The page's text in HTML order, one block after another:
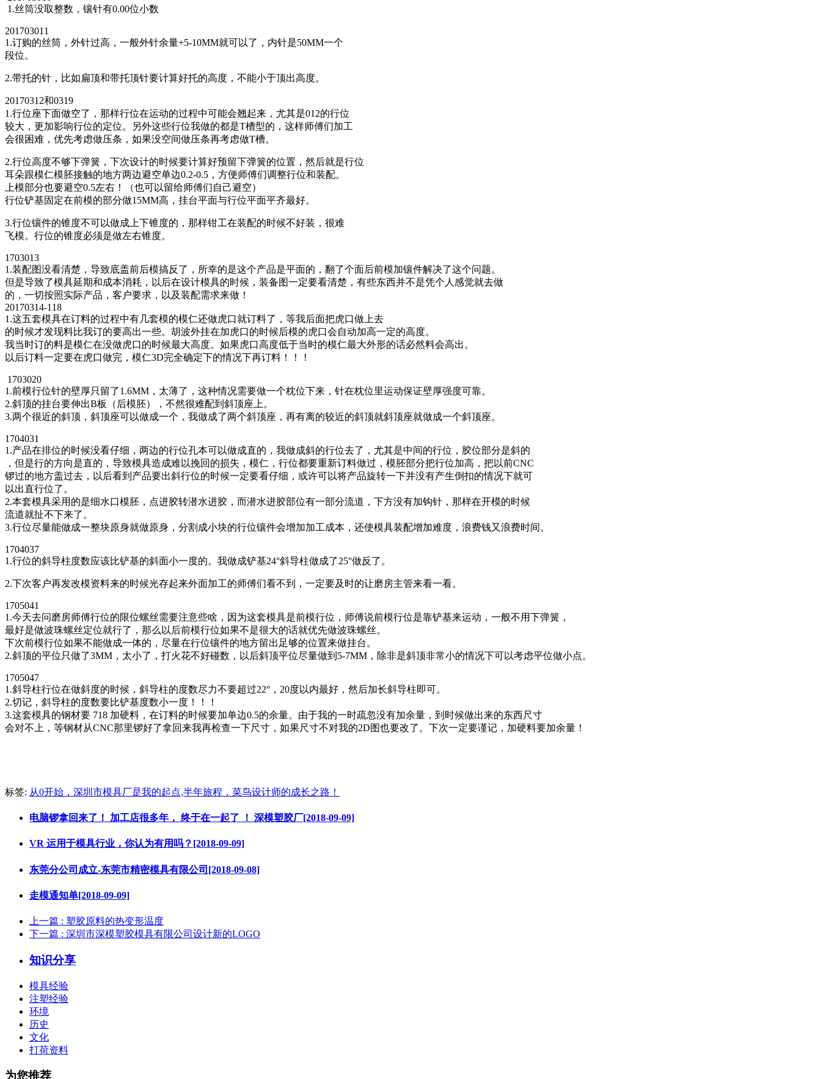
1.丝筒没取整数，镶针有0.00位小数
201703011
1.订购的丝筒，外针过高，一般外针余量+5-10MM就可以了，内针是50MM一个
段位。
2.带托的针，比如扁顶和带托顶针要计算好托的高度，不能小于顶出高度。
20170312和0319
1.行位座下面做空了，那样行位在运动的过程中可能会翘起来，尤其是012的行位
较大，更加影响行位的定位。另外这些行位我做的都是T槽型的，这样师傅们加工
会很困难，优先考虑做压条，如果没空间做压条再考虑做T槽。
2.行位高度不够下弹簧，下次设计的时候要计算好预留下弹簧的位置，然后就是行位
耳朵跟模仁模胚接触的地方两边避空单边0.2-0.5，方便师傅们调整行位和装配。
上模部分也要避空0.5左右！（也可以留给师傅们自己避空）
行位铲基固定在前模的部分做15MM高，挂台平面与行位平面平齐最好。
3.行位镶件的锥度不可以做成上下锥度的，那样钳工在装配的时候不好装，很难
飞模。行位的锥度必须是做左右锥度。
1703013
1.装配图没看清楚，导致底盖前后模搞反了，所幸的是这个产品是平面的，翻了个面后前模加镶件解决了这个问题。
但是导致了模具延期和成本消耗，以后在设计模具的时候，装备图一定要看清楚，有些东西并不是凭个人感觉就去做
的，一切按照实际产品，客户要求，以及装配需求来做！
20170314-118
1.这五套模具在订料的过程中有几套模的模仁还做虎口就订料了，等我后面把虎口做上去
的时候才发现料比我订的要高出一些。胡波外挂在加虎口的时候后模的虎口会自动加高一定的高度。
我当时订的料是模仁在没做虎口的时候最大高度。如果虎口高度低于当时的模仁最大外形的话必然料会高出。
以后订料一定要在虎口做完，模仁3D完全确定下的情况下再订料！！！
1703020
1.前模行位针的壁厚只留了1.6MM，太薄了，这种情况需要做一个枕位下来，针在枕位里运动保证壁厚强度可靠。
2.斜顶的挂台要伸出B板（后模胚），不然很难配到斜顶座上。
3.两个很近的斜顶，斜顶座可以做成一个，我做成了两个斜顶座，再有离的较近的斜顶就斜顶座就做成一个斜顶座。
1704031
1.产品在排位的时候没看仔细，两边的行位孔本可以做成直的，我做成斜的行位去了，尤其是中间的行位，胶位部分是斜的
，但是行的方向是直的，导致模具造成难以挽回的损失，模仁，行位都要重新订料做过，模胚部分把行位加高，把以前CNC
锣过的地方盖过去，以后看到产品要出斜行位的时候一定要看仔细，或许可以将产品旋转一下并没有产生倒扣的情况下就可
以出直行位了。
2.本套模具采用的是细水口模胚，点进胶转潜水进胶，而潜水进胶部位有一部分流道，下方没有加钩针，那样在开模的时候
流道就扯不下来了。
3.行位尽量能做成一整块原身就做原身，分割成小块的行位镶件会增加加工成本，还使模具装配增加难度，浪费钱又浪费时间。
1704037
1.行位的斜导柱度数应该比铲基的斜面小一度的。我做成铲基24°斜导柱做成了25°做反了。
2.下次客户再发改模资料来的时候光存起来外面加工的师傅们看不到，一定要及时的让磨房主管来看一看。
1705041
1.今天去问磨房师傅行位的限位螺丝需要注意些啥，因为这套模具是前模行位，师傅说前模行位是靠铲基来运动，一般不用下弹簧，
最好是做波珠螺丝定位就行了，那么以后前模行位如果不是很大的话就优先做波珠螺丝。
下次前模行位如果不能做成一体的，尽量在行位镶件的地方留出足够的位置来做挂台。
2.斜顶的平位只做了3MM，太小了，打火花不好碰数，以后斜顶平位尽量做到5-7MM，除非是斜顶非常小的情况下可以考虑平位做小点。
1705047
1.斜导柱行位在做斜度的时候，斜导柱的度数尽力不要超过22°，20度以内最好，然后加长斜导柱即可。
2.切记，斜导柱的度数要比铲基度数小一度！！！
3.这套模具的钢材要 718 加硬料，在订料的时候要加单边0.5的余量。由于我的一时疏忽没有加余量，到时候做出来的东西尺寸
会对不上，等钢材从CNC那里锣好了拿回来我再检查一下尺寸，如果尺寸不对我的2D图也要改了。下次一定要谨记，加硬料要加余量！
标签: 从0开始，深圳市模具厂是我的起点,半年旅程，菜鸟设计师的成长之路！
电脑锣拿回来了！ 加工店很多年， 终于在一起了 ！ 深模塑胶厂[2018-09-09]
VR 运用于模具行业，你认为有用吗？[2018-09-09]
东莞分公司成立-东莞市精密模具有限公司[2018-09-08]
走模通知单[2018-09-09]
上一篇 : 塑胶原料的热变形温度
下一篇 : 深圳市深模塑胶模具有限公司设计新的LOGO
知识分享
模具经验
注塑经验
环境
历史
文化
打荷资料
为您推荐